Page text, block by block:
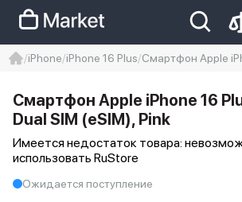
Iphone 14 pro max
айфон 14
iPhone iPhone 16 Plus Смартфон Apple
Смартфон Apple iPhone 16
Dual SIM (eSIM), Pink
Имеется недостаток товара:
использовать RuStore
Ожидается поступление